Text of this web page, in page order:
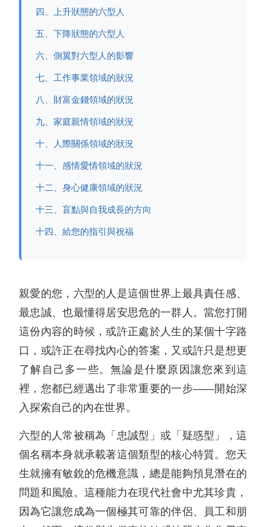
四、上升狀態的六型人
五、下降狀態的六型人
六、側翼對六型人的影響
七、工作事業領域的狀況
八、財富金錢領域的狀況
九、家庭親情領域的狀況
十、人際關係領域的狀況
十一、感情愛情領域的狀況
十二、身心健康領域的狀況
十三、盲點與自我成長的方向
十四、給您的指引與祝福
親愛的您，六型的人是這個世界上最具責任感、
最忠誠、也最懂得居安思危的一群人。當您打開
這份內容的時候，或許正處於人生的某個十字路
口，或許正在尋找內心的答案，又或許只是想更
了解自己多一些。無論是什麼原因讓您來到這
裡，您都已經邁出了非常重要的一步——開始深
入探索自己的內在世界。
六型的人常被稱為「忠誠型」或「疑惑型」，這
個名稱本身就承載著這個類型的核心特質。您天
生就擁有敏銳的危機意識，總是能夠預見潛在的
問題和風險。這種能力在現代社會中尤其珍貴，
因為它讓您成為一個極其可靠的伴侶、員工和朋